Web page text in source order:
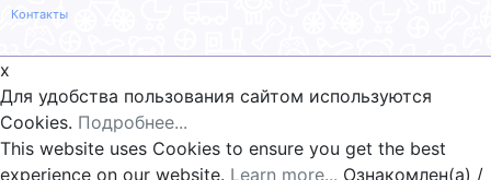
Контакты
x
Для удобства пользования сайтом используются
Cookies. Подробнее...
This website uses Cookies to ensure you get the best
experience on our website. Learn more... Ознакомлен(а) /